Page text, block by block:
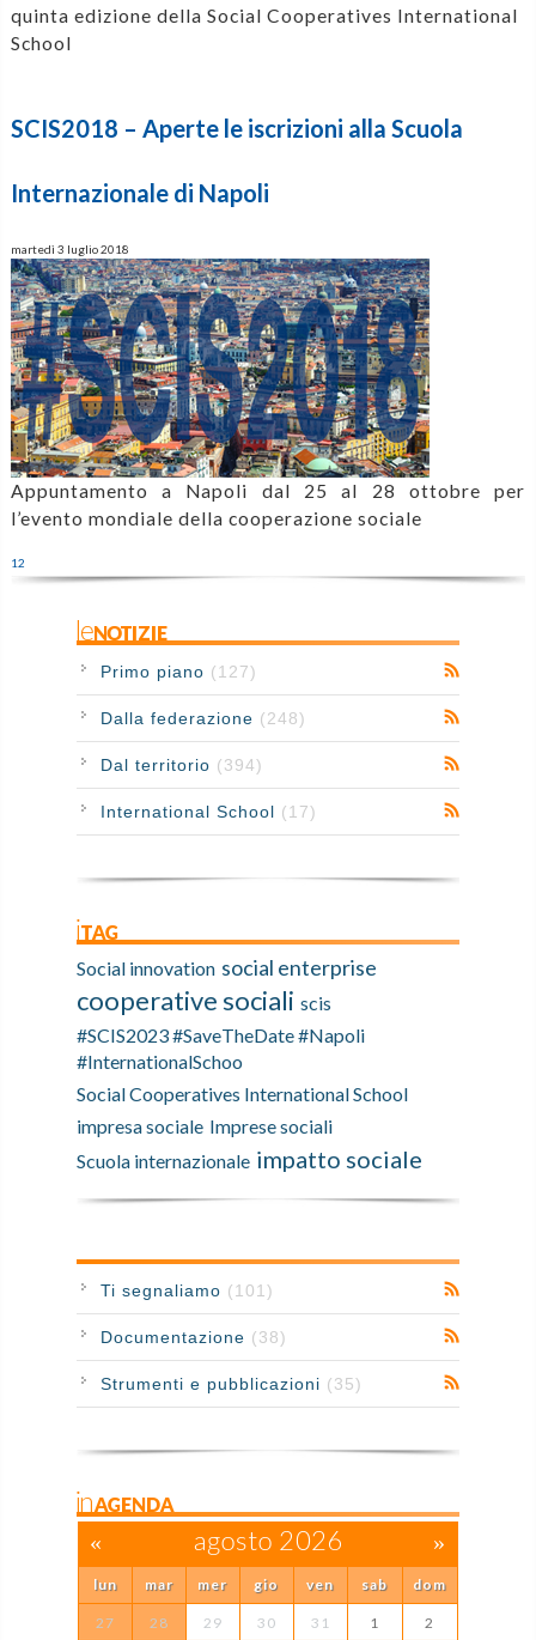
quinta edizione della Social Cooperatives International
School
SCIS2018 – Aperte le iscrizioni alla Scuola
Internazionale di Napoli
martedì 3 luglio 2018
Appuntamento a Napoli dal 25 al 28 ottobre per
l’evento mondiale della cooperazione sociale
12
leNOTIZIE
Primo piano (127)
Dalla federazione (248)
Dal territorio (394)
International School (17)
iTAG
Social innovation social enterprise
cooperative sociali scis
#SCIS2023 #SaveTheDate #Napoli
#InternationalSchoo
Social Cooperatives International School
impresa sociale Imprese sociali
Scuola internazionale impatto sociale
Ti segnaliamo (101)
Documentazione (38)
Strumenti e pubblicazioni (35)
inAGENDA
« agosto 2026 »
lun mar mer gio ven sab dom
27 28 29 30 31 1 2